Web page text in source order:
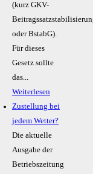
(kurz GKV-
oder BstabG).
Für dieses
Gesetz sollte
das...
Weiterlesen
Zustellung bei
jedem Wetter?
Die aktuelle
Ausgabe der
Betriebszeitung